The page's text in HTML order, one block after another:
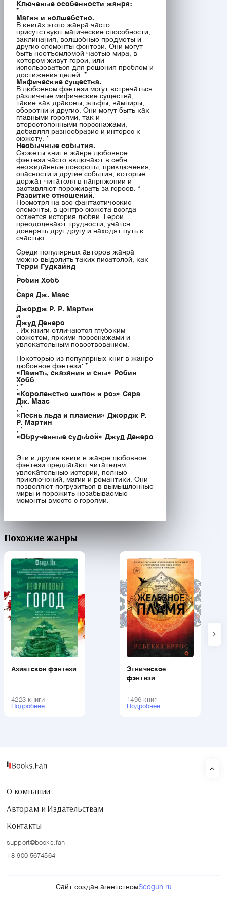
Ключевые особенности жанра:
*
Магия и волшебство.
В книгах этого жанра часто
присутствуют магические способности,
заклинания, волшебные предметы и
другие элементы фэнтези. Они могут
быть неотъемлемой частью мира, в
котором живут герои, или
использоваться для решения проблем и
достижения целей. *
Мифические существа.
В любовном фэнтези могут встречаться
различные мифические существа,
такие как драконы, эльфы, вампиры,
оборотни и другие. Они могут быть как
главными героями, так и
второстепенными персонажами,
добавляя разнообразие и интерес к
сюжету. *
Необычные события.
Сюжеты книг в жанре любовное
фэнтези часто включают в себя
неожиданные повороты, приключения,
опасности и другие события, которые
держат читателя в напряжении и
заставляют переживать за героев. *
Развитие отношений.
Несмотря на все фантастические
элементы, в центре сюжета всегда
остаётся история любви. Герои
преодолевают трудности, учатся
доверять друг другу и находят путь к
счастью.
Среди популярных авторов жанра
можно выделить таких писателей, как
Терри Гудкайнд
,
Робин Хобб
,
Сара Дж. Маас
,
Джордж Р. Р. Мартин
и
Джуд Деверо
. Их книги отличаются глубоким
сюжетом, яркими персонажами и
увлекательным повествованием.
Некоторые из популярных книг в жанре
любовное фэнтези: *
«Память, сказания и сны» Робин
Хобб
; *
«Королевство шипов и роз» Сара
Дж. Маас
; *
«Песнь льда и пламени» Джордж Р.
Р. Мартин
; *
«Обрученные судьбой» Джуд Деверо
.
Эти и другие книги в жанре любовное
фэнтези предлагают читателям
увлекательные истории, полные
приключений, магии и романтики. Они
позволяют погрузиться в вымышленные
миры и пережить незабываемые
моменты вместе с героями.
Похожие жанры
Азиатское фэнтези
4223 книги
Подробнее
Этническое
фэнтези
1496 книг
Подробнее
О компании
Авторам и Издательствам
Контакты
support@books.fan
+8 900 5674564
Сайт создан агентствомSeogun.ru